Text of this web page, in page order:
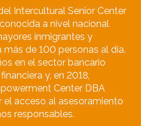
Intercultural Senior Center
a nivel nacional
inmigrantes y
de 100 personas al día.
en el sector bancario
y, en 2018,
Center DBA
el acceso al asesoramiento
responsables.